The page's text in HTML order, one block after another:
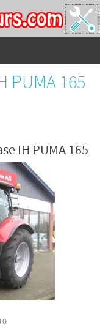
PUMA 165
IH PUMA 165